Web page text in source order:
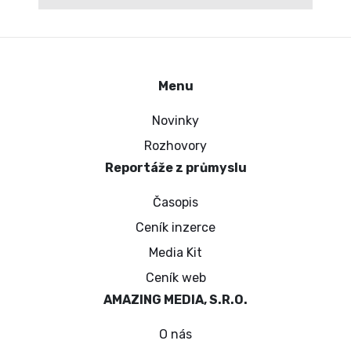
Menu
Novinky
Rozhovory
Reportáže z průmyslu
Časopis
Ceník inzerce
Media Kit
Ceník web
AMAZING MEDIA, S.R.O.
O nás